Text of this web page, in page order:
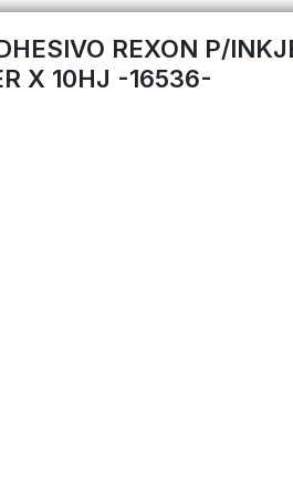
REXON P/
X 10HJ -16536-